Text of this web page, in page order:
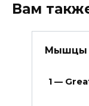
Вам
Мышцы
1 —